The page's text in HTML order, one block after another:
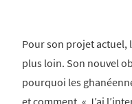
Pour son projet
plus loin. Son nouvel
pourquoi les